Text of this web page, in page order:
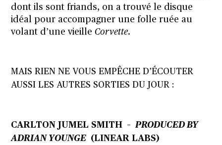
dont ils sont friands, on a trouvé le disque
idéal pour accompagner une folle ruée au
volant d’une vieilleCorvette.
MAIS RIEN NE VOUS EMPÊCHE D’ÉCOUTER
AUSSI LES AUTRES SORTIES DU JOUR :
CARLTON JUMEL SMITH –PRODUCED BY
ADRIAN YOUNGE (LINEAR LABS)